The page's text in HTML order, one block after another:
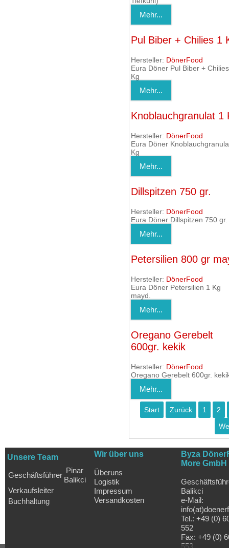
Mehr...
Pul Biber + Chilies 1
Hersteller: DönerFood
Eura Döner Pul Biber +
Kg
Mehr...
Knoblauchgranulat 1
Hersteller: DönerFood
Eura Döner
Kg
Mehr...
Dillspitzen 750 gr.
Hersteller: DönerFood
Eura Döner Dillspitzen 750 gr.
Mehr...
Petersilien 800 gr
Hersteller: DönerFood
Eura Döner Petersilien 1 Kg
mayd.
Mehr...
Oregano Gerebelt
600gr. kekik
Hersteller: DönerFood
Oregano Gerebelt 600gr.
Mehr...
Start Zurück 1
2
Unsere Team
Geschäftsführer
Pinar
Balikci
Verkaufsleiter
Buchhaltung
Wir über uns
Überuns
Logistik
Impressum
Versandkosten
Byza
More GmbH
Balikci
e-Mail:
Tel.: +49 (0)
552
Fax: +49 (0)
553